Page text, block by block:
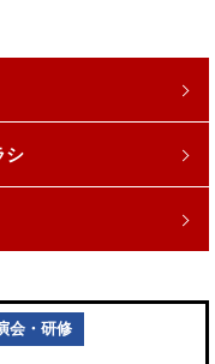
シ
会・研修